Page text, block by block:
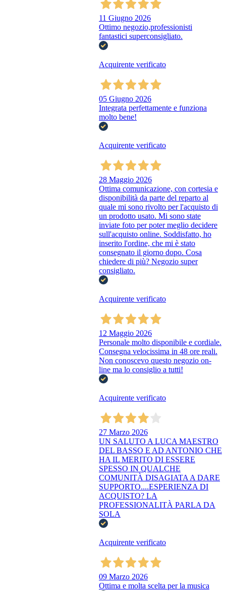
11 Giugno 2026
Ottimo negozio,professionisti
fantastici superconsigliato.
Acquirente verificato
05 Giugno 2026
Integrata perfettamente e funziona
molto bene!
Acquirente verificato
28 Maggio 2026
Ottima comunicazione, con cortesia e
disponibilità da parte del reparto al
quale mi sono rivolto per l'acquisto di
un prodotto usato. Mi sono state
inviate foto per poter meglio decidere
sull'acquisto online. Soddisfatto, ho
inserito l'ordine, che mi è stato
consegnato il giorno dopo. Cosa
chiedere di più? Negozio super
consigliato.
Acquirente verificato
12 Maggio 2026
Personale molto disponibile e cordiale.
Consegna velocissima in 48 ore reali.
Non conoscevo questo negozio on-
line ma lo consiglio a tutti!
Acquirente verificato
27 Marzo 2026
UN SALUTO A LUCA MAESTRO
DEL BASSO E AD ANTONIO CHE
HA IL MERITO DI ESSERE
SPESSO IN QUALCHE
COMUNITÀ DISAGIATA A DARE
SUPPORTO....ESPERIENZA DI
ACQUISTO? LA
PROFESSIONALITÀ PARLA DA
SOLA
Acquirente verificato
09 Marzo 2026
Ottima e molta scelta per la musica